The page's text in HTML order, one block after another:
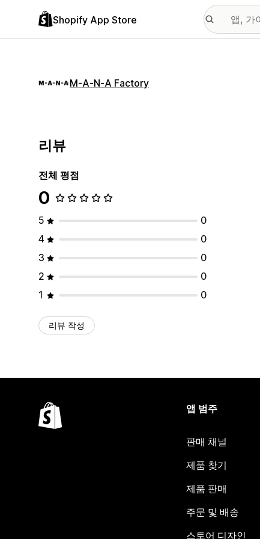
Shopify App Store
M‑A‑N‑A Factory
리뷰
전체 평점
0
5
0
4
0
3
0
2
0
1
0
리뷰 작성
앱 범주
판매 채널
제품 찾기
제품 판매
주문 및 배송
스토어 디자인